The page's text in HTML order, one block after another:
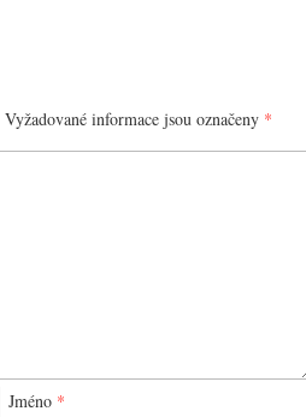
Vyžadované informace jsou označeny *
Jméno *